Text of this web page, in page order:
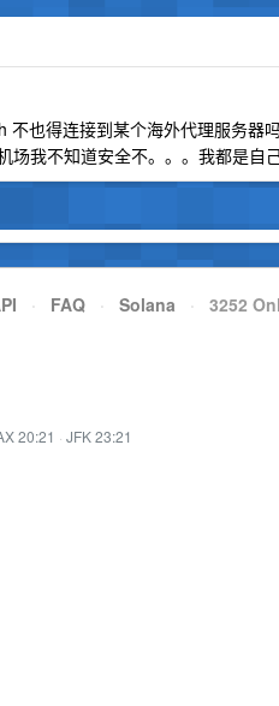
不也得连接到某个海外代理服务器
我不知道安全不。。。我都是自己
· FAQ · Solana · 3252
20:21 · JFK 23:21